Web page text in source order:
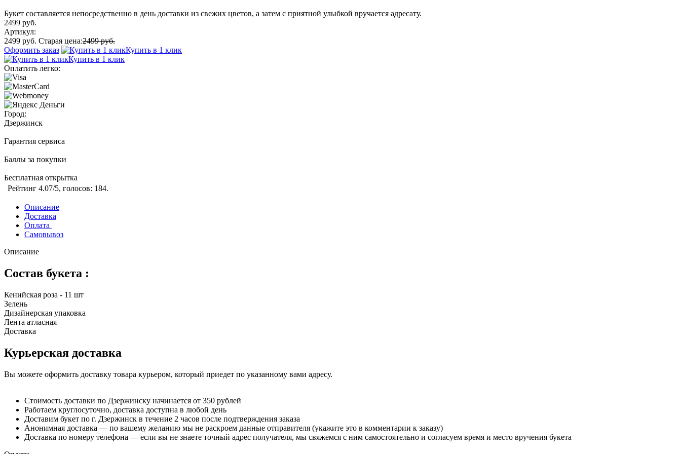
Букет составляется непосредственно в день доставки из свежих цветов, а затем с приятной улыбкой вручается адресату.
2499 руб.
Артикул:
2499 руб. Старая цена:2499 руб.
Оформить заказ
Купить в 1 клик
Купить в 1 клик
Оплатить легко:
Город:
Дзержинск
Гарантия сервиса
Баллы за покупки
Бесплатная открытка
Рейтинг 4.07/5, голосов: 184.
Описание
Доставка
Оплата
Самовывоз
Описание
Состав букета :
Кенийская роза - 11 шт
Зелень
Дизайнерская упаковка
Лента атласная
Доставка
Курьерская доставка
Вы можете оформить доставку товара курьером, который приедет по указанному вами адресу.
Стоимость доставки по Дзержинску начинается от 350 рублей
Работаем круглосуточно, доставка доступна в любой день
Доставим букет по г. Дзержинск в течение 2 часов после подтверждения заказа
Анонимная доставка — по вашему желанию мы не раскроем данные отправителя (укажите это в комментарии к заказу)
Доставка по номеру телефона — если вы не знаете точный адрес получателя, мы свяжемся с ним самостоятельно и согласуем время и место вручения букета